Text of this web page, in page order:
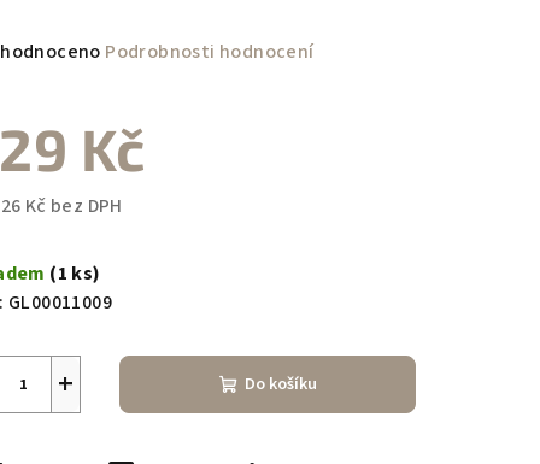
Podrobnosti hodnocení
Kč
Kč bez DPH
(1 ks)
GL00011009
+ Do košíku